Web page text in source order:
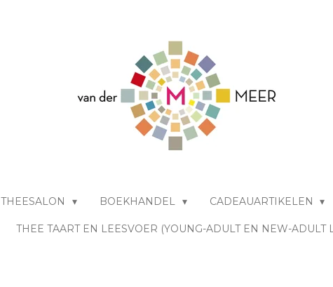
THEESALON BOEKHANDEL CADEAUARTIKELEN
THEE TAART EN LEESVOER (YOUNG-ADULT EN NEW-ADULT